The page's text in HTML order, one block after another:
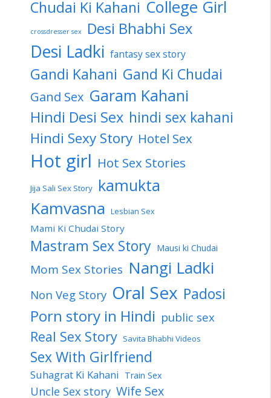
Chudai Ki Kahani College Girl
crossdresser sex Desi Bhabhi Sex
Desi Ladki fantasy sex story
Gandi Kahani Gand Ki Chudai
Gand Sex Garam Kahani
Hindi Desi Sex hindi sex kahani
Hindi Sexy Story Hotel Sex
Hot girl Hot Sex Stories
Jija Sali Sex Story kamukta
Kamvasna Lesbian Sex
Mami Ki Chudai Story
Mastram Sex Story Mausi ki Chudai
Mom Sex Stories Nangi Ladki
Non Veg Story Oral Sex Padosi
Porn story in Hindi public sex
Real Sex Story Savita Bhabhi Videos
Sex With Girlfriend
Suhagrat Ki Kahani Train Sex
Uncle Sex story Wife Sex